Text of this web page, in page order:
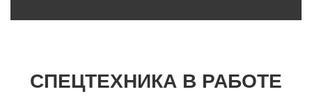
СПЕЦТЕХНИКА В РАБОТЕ